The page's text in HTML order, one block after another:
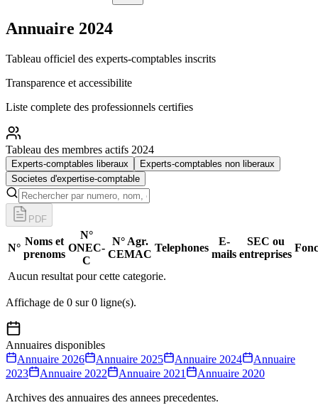
Annuaire 2024
Tableau officiel des experts-comptables inscrits
Transparence et accessibilite
Liste complete des professionnels certifies
Tableau des membres actifs 2024
Experts-comptables liberaux
Experts-comptables non liberaux
Societes d'expertise-comptable
PDF
N°
Noms et
prenoms
N°
ONEC-
C
N° Agr.
CEMAC
Telephones
E-
mails
SEC ou
entreprises
Aucun resultat pour cette categorie.
Affichage de 0 sur0 ligne(s).
Annuaires disponibles
Annuaire 2026 Annuaire 2025 Annuaire 2024
Annuaire
2023
Annuaire 2022 Annuaire 2021 Annuaire 2020
Archives des annuaires des annees precedentes.